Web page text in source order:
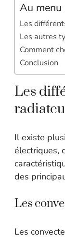
Au menu
Les
Les autres
Comment
Conclusion
Les
Il existe
électriques,
des
Les
Les